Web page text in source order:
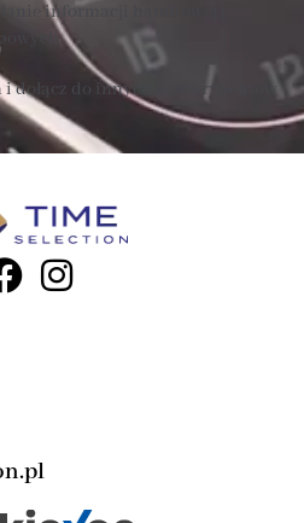
informacji handlowej i
dołącz do innych subskrybentów